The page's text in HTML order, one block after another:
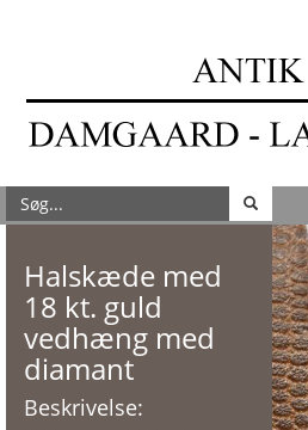
Halskæde med
18 kt. guld
vedhæng med
diamant
Beskrivelse: